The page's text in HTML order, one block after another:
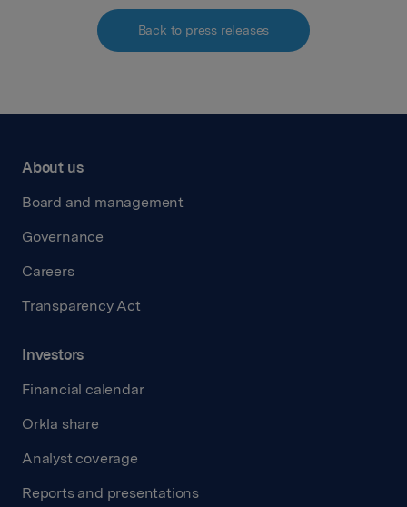
Back to press releases
About us
Board and management
Governance
Careers
Transparency Act
Investors
Financial calendar
Orkla share
Analyst coverage
Reports and presentations